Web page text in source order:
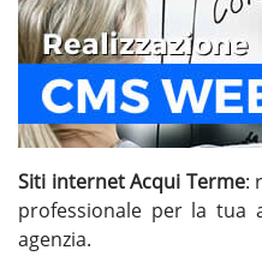
Siti internet Acqui Terme:
professionale per la tua
agenzia.